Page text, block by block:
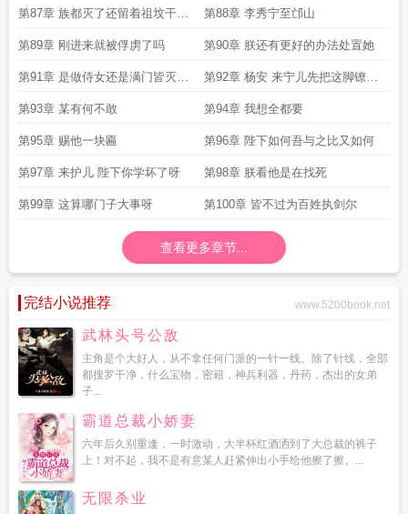
第87章 族都灭了还留着祖坟干甚
挖
第88章 李秀宁至邙山
第89章 刚进来就被俘虏了吗 第90章 朕还有更好的办法处置她
第91章 是做侍女还是满门皆灭你
自己选
第92章 杨安 来宁儿先把这脚镣戴
上
第93章 某有何不敢 第94章 我想全都要
第95章 赐他一块匾 第96章 陛下如何吾与之比又如何
第97章 来护儿 陛下你学坏了呀 第98章 朕看他是在找死
第99章 这算哪门子大事呀 第100章 皆不过为百姓执剑尔
查看更多章节...
完结小说推荐 www.5200book.net
武林头号公敌
主角是个大好人，从不拿任何门派的一针一线。除了针线，全部
都搜罗干净，什么宝物，密籍，神兵利器，丹药，杰出的女弟
子...
霸道总裁小娇妻
六年后久别重逢，一时激动，大半杯红酒洒到了大总裁的裤子
上！对不起，我不是有意某人赶紧伸出小手给他擦了擦。...
无限杀业